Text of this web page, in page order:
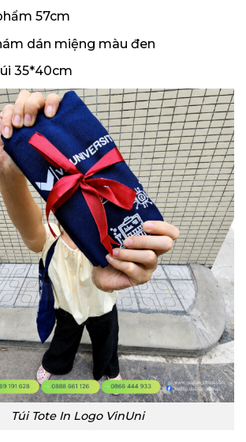
57cm
dán miệng màu đen
35*40cm
Túi Tote In Logo VinUni